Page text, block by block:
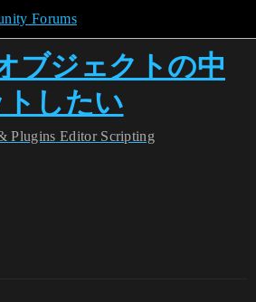
Forums
ブジェクトの中
したい
Plugins Editor Scripting